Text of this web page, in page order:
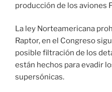
producción de los aviones
La ley Norteamericana
Raptor, en el Congreso
posible filtración de los
están hechos para evadir
supersónicas.